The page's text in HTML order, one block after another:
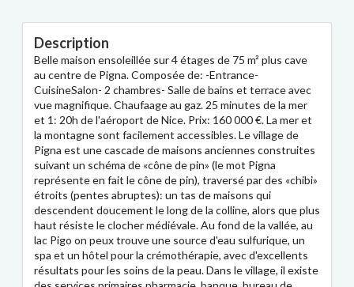
Description
Belle maison ensoleillée sur 4 étages de 75 m² plus cave
au centre de Pigna. Composée de: -Entrance-
CuisineSalon- 2 chambres- Salle de bains et terrace avec
vue magnifique. Chaufaage au gaz. 25 minutes de la mer
et 1: 20h de l'aéroport de Nice. Prix: 160 000 €. La mer et
la montagne sont facilement accessibles. Le village de
Pigna est une cascade de maisons anciennes construites
suivant un schéma de «cône de pin» (le mot Pigna
représente en fait le cône de pin), traversé par des «chibi»
étroits (pentes abruptes): un tas de maisons qui
descendent doucement le long de la colline, alors que plus
haut résiste le clocher médiévale. Au fond de la vallée, au
lac Pigo on peux trouve une source d'eau sulfurique, un
spa et un hôtel pour la crémothérapie, avec d'excellents
résultats pour les soins de la peau. Dans le village, il existe